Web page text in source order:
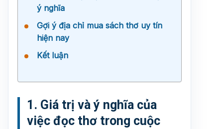
ý nghĩa
Gợi ý địa chỉ mua sách thơ uy tín
hiện nay
Kết luận
1. Giá trị và ý nghĩa của
việc đọc thơ trong cuộc